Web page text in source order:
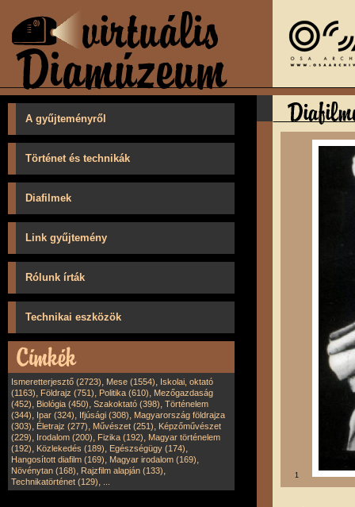
A gyűjteményről
Történet és technikák
Diafilmek
Link gyűjtemény
Rólunk írták
Technikai eszközök
Ismeretterjesztő (2723), Mese (1554), Iskolai, oktató
(1163), Földrajz (751), Politika (610), Mezőgazdaság
(452), Biológia (450), Szakoktató (398), Történelem
(344), Ipar (324), Ifjúsági (308), Magyarország földrajza
(303), Életrajz (277), Művészet (251), Képzőművészet
(229), Irodalom (200), Fizika (192), Magyar történelem
(192), Közlekedés (189), Egészségügy (174),
Hangosított diafilm (169), Magyar irodalom (169),
Növénytan (168), Rajzfilm alapján (133),
Technikatörténet (129),
1